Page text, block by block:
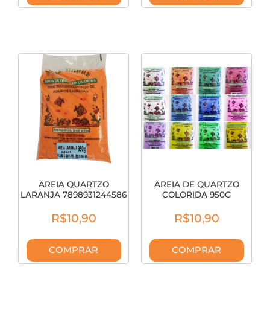
AREIA QUARTZO
LARANJA 7898931244586
R$10,90
COMPRAR
AREIA DE QUARTZO
COLORIDA 950G
R$10,90
COMPRAR